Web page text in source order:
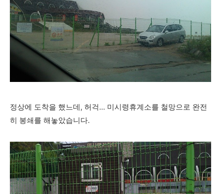
정상에 도착을 했느데, 허걱... 미시령휴계소를 철망으로 완전
히 봉쇄를 해놓았습니다.